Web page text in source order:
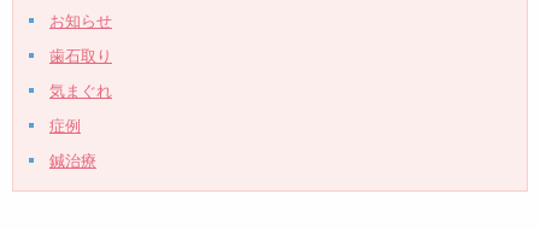
お知らせ
歯石取り
気まぐれ
症例
鍼治療